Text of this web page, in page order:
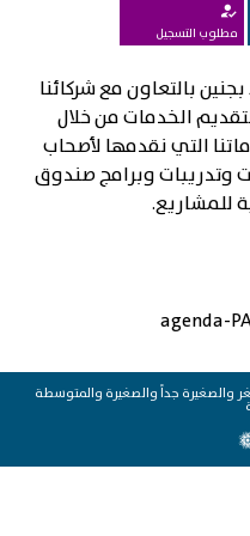
how_to_reg
مطلوب التسجيل
بالتعاون مع شركائنا
الخدمات من خلال
التي نقدمها لأصحاب
وتدريبات وبرامج صندوق
للمشاريع.
والصغيرة جداً والصغيرة والمتوسطة